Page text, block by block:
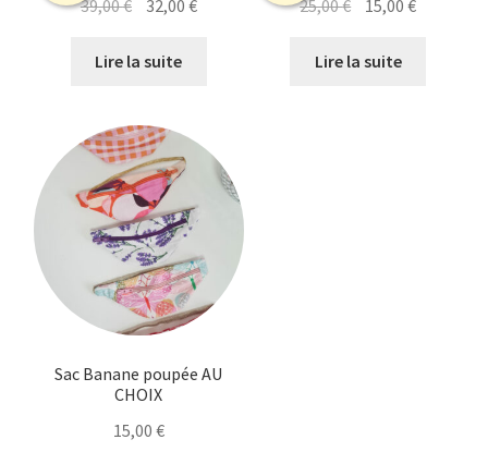
39,00€ Le
initial
32,00 €Le
Lire la suite
25,00€
Le
initial
15,00€Le
Lire la suite
Sac Banane poupée AU
CHOIX
15,00 €